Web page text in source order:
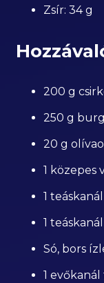
Zsír: 34 g
200 g
250 g
20 g
1 közepes
1
1
Só, bors
1